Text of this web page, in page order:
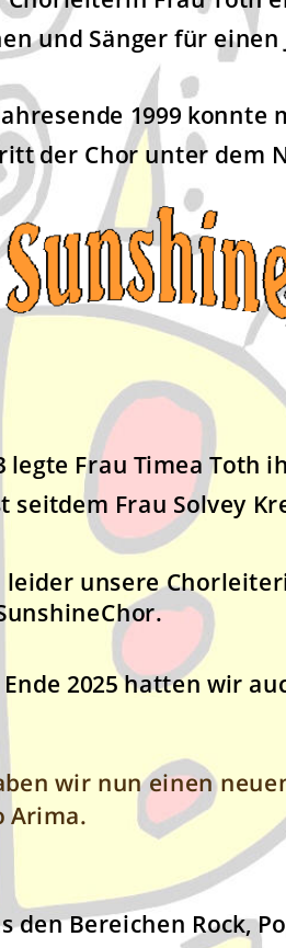
und Sänger für
1999
der Chor unter dem
legte Frau Timea
Frau Solvey
leider unsere
Ende 2025 hatten wir
wir nun einen
Arima.
den Bereichen Rock,